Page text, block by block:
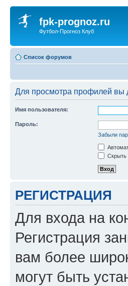
fpk-prognoz.ru
Футбол-Прогноз Клуб
Список форумов
Для просмотра профилей вы
Имя пользователя:
Пароль:
Забыли
Скрыть
РЕГИСТРАЦИЯ
Для входа на
Регистрация
вам более
могут быть